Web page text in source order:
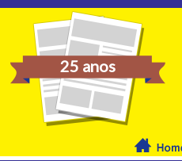
25 anos